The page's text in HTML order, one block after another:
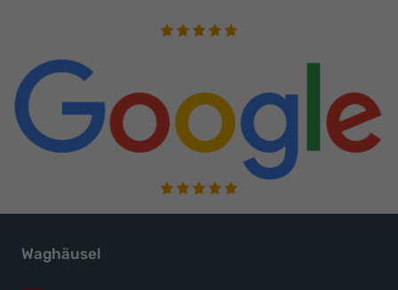
Waghäusel